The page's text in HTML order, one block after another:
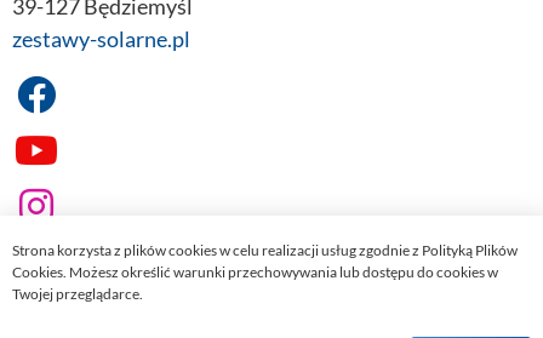
39-127 Będziemyśl
zestawy-solarne.pl
Strona korzysta z plików cookies w celu realizacji usług zgodnie z Polityką Plików
Cookies. Możesz określić warunki przechowywania lub dostępu do cookies w
Twojej przeglądarce.